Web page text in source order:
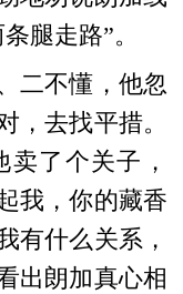
腿走路”。
不懂，他忽
，去找平措。
了个关子，
我，你的藏香
有什么关系，
出朗加真心相